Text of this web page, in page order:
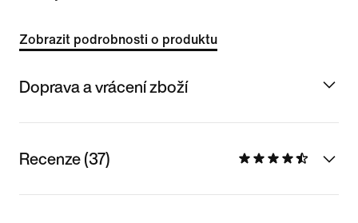
Zobrazit podrobnosti o produktu
Doprava a vrácení zboží
Recenze (37)